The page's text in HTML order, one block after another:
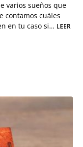
varios sueños que
contamos cuáles
en tu caso si… LEER